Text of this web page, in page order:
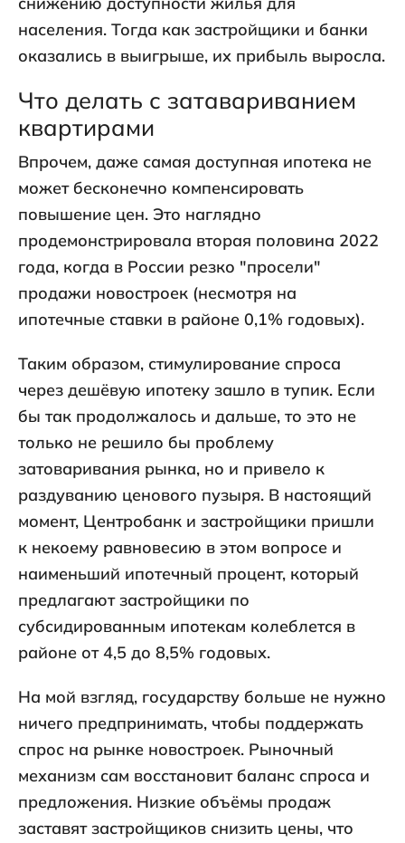
населения. Тогда как застройщики и банки
оказались в выигрыше, их прибыль выросла.
Что делать с затавариванием
квартирами
Впрочем, даже самая доступная ипотека не
может бесконечно компенсировать
повышение цен. Это наглядно
продемонстрировала вторая половина 2022
года, когда в России резко "просели"
продажи новостроек (несмотря на
ипотечные ставки в районе 0,1% годовых).
Таким образом, стимулирование спроса
через дешёвую ипотеку зашло в тупик. Если
бы так продолжалось и дальше, то это не
только не решило бы проблему
затоваривания рынка, но и привело к
раздуванию ценового пузыря. В настоящий
момент, Центробанк и застройщики пришли
к некоему равновесию в этом вопросе и
наименьший ипотечный процент, который
предлагают застройщики по
субсидированным ипотекам колеблется в
районе от 4,5 до 8,5% годовых.
На мой взгляд, государству больше не нужно
ничего предпринимать, чтобы поддержать
спрос на рынке новостроек. Рыночный
механизм сам восстановит баланс спроса и
предложения. Низкие объёмы продаж
заставят застройщиков снизить цены, что